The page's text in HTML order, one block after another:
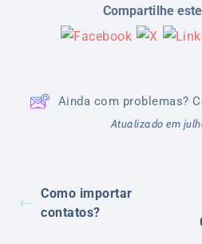
Compartilhe
Ainda com problemas?
Atualizado em
Como importar
contatos?